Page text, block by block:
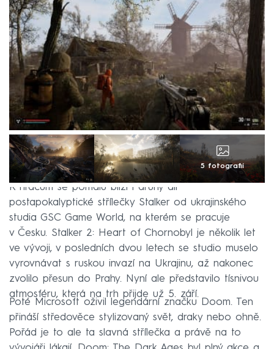
5 fotografií
K hráčům se pomalu blíží i druhý díl
postapokalyptické střílečky Stalker od ukrajinského
studia GSC Game World, na kterém se pracuje
v Česku. Stalker 2: Heart of Chornobyl je několik let
ve vývoji, v posledních dvou letech se studio muselo
vyrovnávat s ruskou invazí na Ukrajinu, až nakonec
zvolilo přesun do Prahy. Nyní ale představilo tísnivou
atmosféru, která na trh přijde už 5. září.
Poté Microsoft oživil legendární značku Doom. Ten
přináší středověce stylizovaný svět, draky nebo ohně.
Pořád je to ale ta slavná střílečka a právě na to